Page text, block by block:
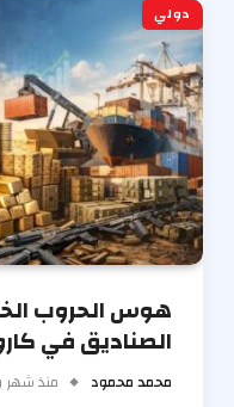
دولي
هوس الحروب
الصناديق في
محمد محمود منذ شهر